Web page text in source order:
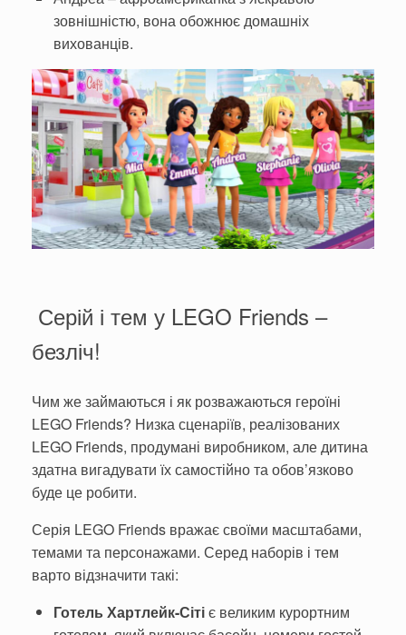
зовнішністю, вона обожнює домашніх
вихованців.
Серій і тем у LEGO Friends –
безліч!
Чим же займаються і як розважаються героїні
LEGO Friends? Низка сценаріїв, реалізованих
LEGO Friends, продумані виробником, але дитина
здатна вигадувати їх самостійно та обов’язково
буде це робити.
Серія LEGO Friends вражає своїми масштабами,
темами та персонажами. Серед наборів і тем
варто відзначити такі:
Готель Хартлейк-Сітіє великим курортним